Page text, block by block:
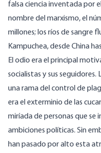
falsa ciencia inventada por
nombre del marxismo, el
millones; los ríos de sangre
Kampuchea, desde China
El odio era el principal
socialistas y sus
una rama del control de
era el exterminio de las
miríada de personas que se
ambiciones políticas. Sin
han pasado por alto esta